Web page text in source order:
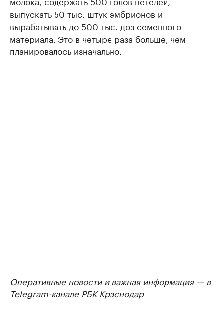
выпускать 50 тыс. штук эмбрионов и
вырабатывать до 500 тыс. доз семенного
материала. Это в четыре раза больше, чем
планировалось изначально.
Оперативные новости и важная информация — в
Telegram-канале РБК Краснодар